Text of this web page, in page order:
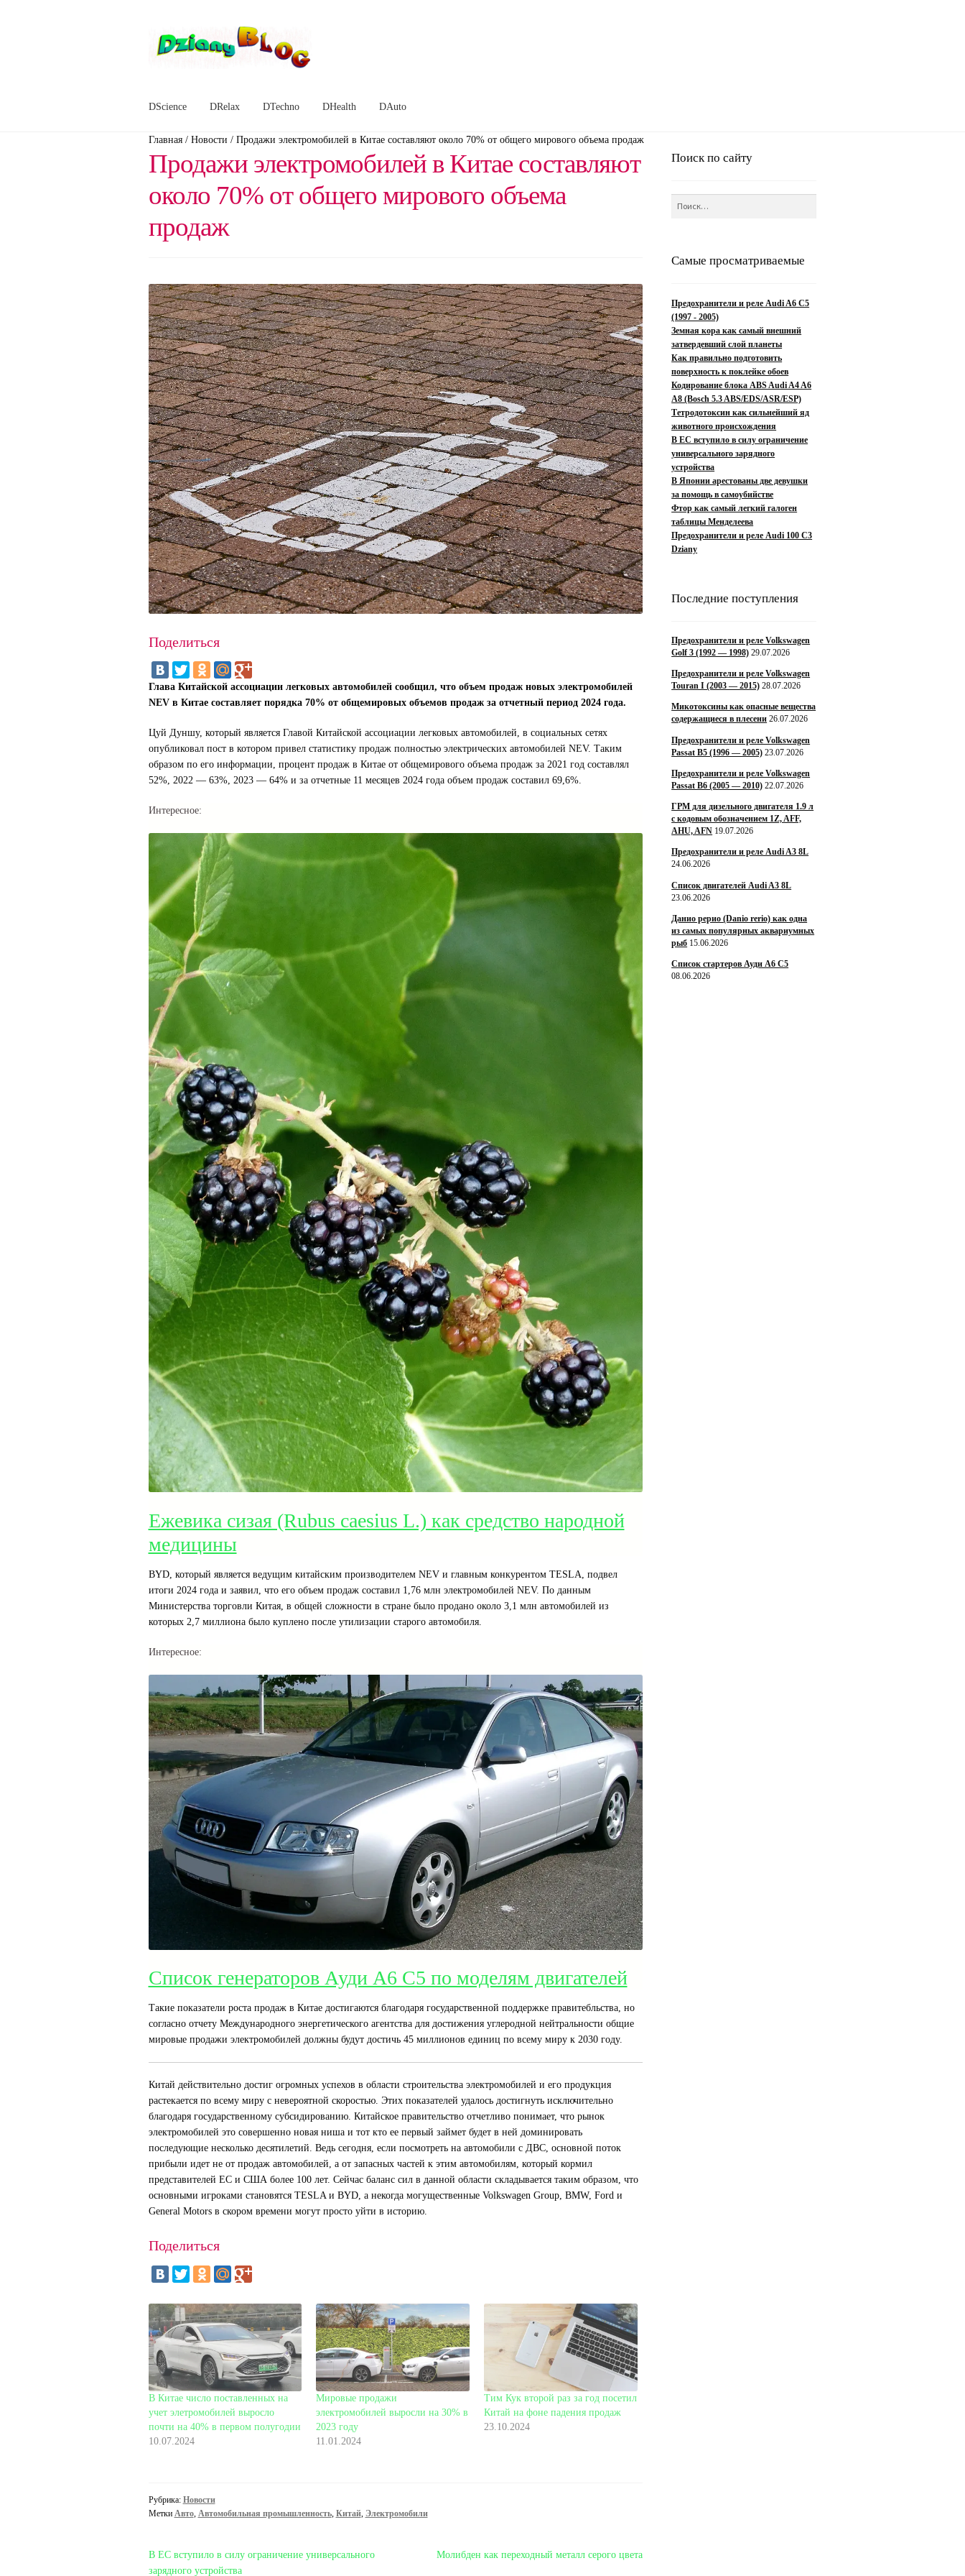
Перейти
Перейти
DScience DRelax DTechno DHealth DAuto
Главная/ Новости / Продажи электромобилей в Китае составляют около 70% от общего мирового объема продаж
Продажи электромобилей в Китае составляют
около 70% от общего мирового объема
продаж
Поделиться
Глава Китайской ассоциации легковых автомобилей сообщил, что объем продаж новых электромобилей
NEV в Китае составляет порядка 70% от общемировых объемов продаж за отчетный период 2024 года.
Цуй Дуншу, который является Главой Китайской ассоциации легковых автомобилей, в социальных сетях
опубликовал пост в котором привел статистику продаж полностью электрических автомобилей NEV. Таким
образом по его информации, процент продаж в Китае от общемирового объема продаж за 2021 год составлял
52%, 2022 — 63%, 2023 — 64% и за отчетные 11 месяцев 2024 года объем продаж составил 69,6%.
Интересное:
Ежевика сизая (Rubus caesius L.) как средство народной
медицины
BYD, который является ведущим китайским производителем NEV и главным конкурентом TESLA, подвел
итоги 2024 года и заявил, что его объем продаж составил 1,76 млн электромобилей NEV. По данным
Министерства торговли Китая, в общей сложности в стране было продано около 3,1 млн автомобилей из
которых 2,7 миллиона было куплено после утилизации старого автомобиля.
Интересное:
Список генераторов Ауди А6 С5 по моделям двигателей
Такие показатели роста продаж в Китае достигаются благодаря государственной поддержке правитебльства, но
согласно отчету Международного энергетического агентства для достижения углеродной нейтральности общие
мировые продажи электромобилей должны будут достичь 45 миллионов единиц по всему миру к 2030 году.
Китай действительно достиг огромных успехов в области строительства электромобилей и его продукция
растекается по всему миру с невероятной скоростью. Этих показателей удалось достигнуть исключительно
благодаря государственному субсидированию. Китайское правительство отчетливо понимает, что рынок
электромобилей это совершенно новая ниша и тот кто ее первый займет будет в ней доминировать
последующие несколько десятилетий. Ведь сегодня, если посмотреть на автомобили с ДВС, основной поток
прибыли идет не от продаж автомобилей, а от запасных частей к этим автомобилям, который кормил
представителей ЕС и США более 100 лет. Сейчас баланс сил в данной области складывается таким образом, что
основными игроками становятся TESLA и BYD, а некогда могущественные Volkswagen Group, BMW, Ford и
General Motors в скором времени могут просто уйти в историю.
Поделиться
В Китае число поставленных на
учет элетромобилей выросло
почти на 40% в первом полугодии
10.07.2024
Мировые продажи
электромобилей выросли на 30% в
2023 году
11.01.2024
Тим Кук второй раз за год посетил
Китай на фоне падения продаж
23.10.2024
Рубрика: Новости
Метки Авто, Автомобильная промышленность, Китай, Электромобили
Навигация
Предыдущая
запись:
В ЕС вступило в силу ограничение универсального
зарядного устройства
Следующая
Молибден как переходный металл серого цвета
Поиск по сайту
Самые просматриваемые
Предохранители и реле Audi A6 C5
(1997 - 2005)
Земная кора как самый внешний
затвердевший слой планеты
Как правильно подготовить
поверхность к поклейке обоев
Кодирование блока ABS Audi A4 A6
A8 (Bosch 5.3 ABS/EDS/ASR/ESP)
Тетродотоксин как сильнейший яд
животного происхождения
В ЕС вступило в силу ограничение
универсального зарядного
устройства
В Японии арестованы две девушки
за помощь в самоубийстве
Фтор как самый легкий галоген
таблицы Менделеева
Предохранители и реле Audi 100 C3
Dziany
Последние поступления
Предохранители и реле Volkswagen
Golf 3 (1992 — 1998) 29.07.2026
Предохранители и реле Volkswagen
Touran I (2003 — 2015) 28.07.2026
Микотоксины как опасные вещества
содержащиеся в плесени 26.07.2026
Предохранители и реле Volkswagen
Passat B5 (1996 — 2005) 23.07.2026
Предохранители и реле Volkswagen
Passat B6 (2005 — 2010) 22.07.2026
ГРМ для дизельного двигателя 1.9 л
с кодовым обозначением 1Z, AFF,
AHU, AFN 19.07.2026
Предохранители и реле Audi A3 8L
24.06.2026
Список двигателей Audi A3 8L
23.06.2026
Данио рерио (Danio rerio) как одна
из самых популярных аквариумных
рыб 15.06.2026
Список стартеров Ауди А6 С5
08.06.2026